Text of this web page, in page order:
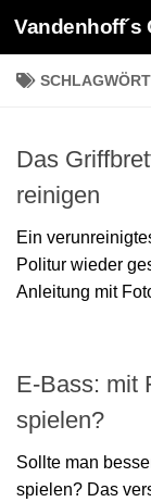
Zum Inhalt
Vandenhoff´s
Das
reinigen
Ein
Politur wieder
Anleitung mit
E-Bass: mit
spielen?
Sollte man
spielen? Das